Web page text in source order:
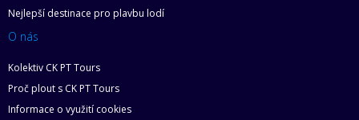
Nejlepší destinace pro plavbu lodí
O nás
Kolektiv CK PT Tours
Proč plout s CK PT Tours
Informace o využití cookies